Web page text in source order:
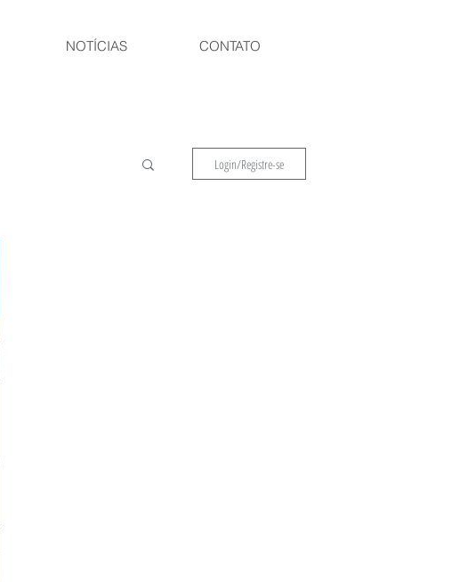
NOTÍCIAS CONTATO
Login/Registre-se